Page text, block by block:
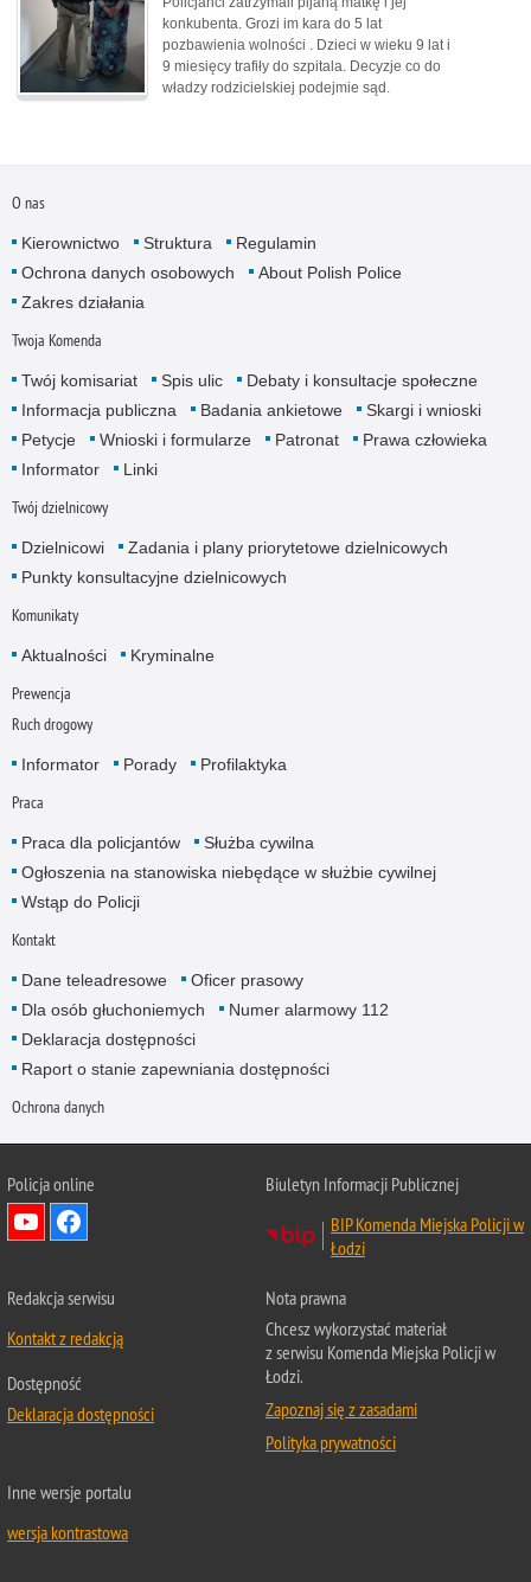
konkubenta. Grozi im kara do 5 lat
pozbawienia wolności . Dzieci w wieku 9 lat i
9 miesięcy trafiły do szpitala. Decyzje co do
władzy rodzicielskiej podejmie sąd.
O nas
Kierownictwo Struktura
Regulamin
Ochrona danych osobowych
About Polish Police
Zakres działania
Twoja Komenda
Twój komisariat Spis ulic
Debaty i konsultacje społeczne
Informacja publiczna
Badania ankietowe
Skargi i wnioski
Petycje
Wnioski i formularze Patronat
Prawa człowieka
Informator
Linki
Twój dzielnicowy
Dzielnicowi
Zadania i plany priorytetowe dzielnicowych
Punkty konsultacyjne dzielnicowych
Komunikaty
Aktualności Kryminalne
Prewencja
Ruch drogowy
Informator Porady Profilaktyka
Praca
Praca dla policjantów
Służba cywilna
Ogłoszenia na stanowiska niebędące w służbie cywilnej
Wstąp do Policji
Kontakt
Dane teleadresowe
Oficer prasowy
Dla osób głuchoniemych
Numer alarmowy 112
Deklaracja dostępności
Raport o stanie zapewniania dostępności
Ochrona danych
Policja online
Biuletyn Informacji Publicznej
BIP Komenda Miejska Policji w
Łodzi
Redakcja serwisu
Kontakt z redakcją
Dostępność
Deklaracja dostępności
Nota prawna
Chcesz wykorzystać materiał
z serwisu Komenda Miejska Policji w
Łodzi.
Zapoznaj się z zasadami
Polityka prywatności
Inne wersje portalu
wersja kontrastowa